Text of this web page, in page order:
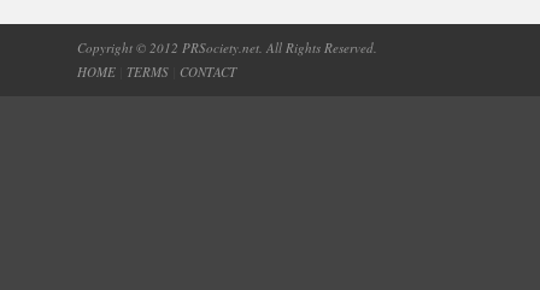
Copyright © 2012 PRSociety.net. All Rights Reserved.
HOME
TERMS CONTACT